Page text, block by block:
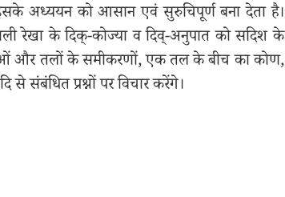
इसके अध्ययन को आसान एवं सुरुचिपूर्ण बना देता है।
रेखा के दिक्‌-कोज्या व दिव्‌-अनुपात को सदिश के
और तलों के समीकरणों, एक तल के बीच का कोण,
प्रश्नों पर विचार करेंगे।